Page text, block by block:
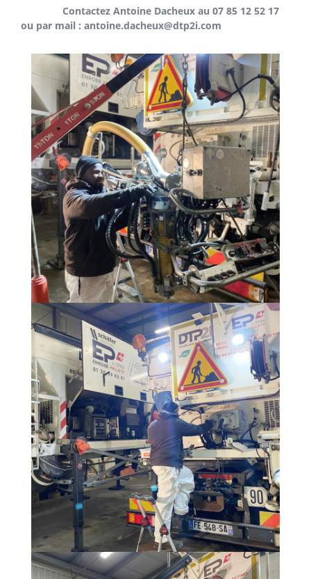
Contactez Antoine Dacheux au 07 85 12 52 17
ou par mail : antoine.dacheux@dtp2i.com